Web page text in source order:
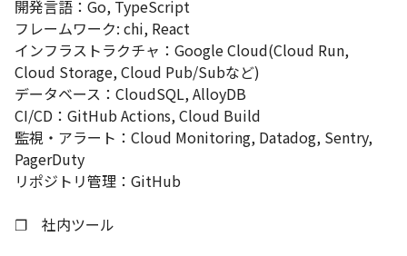
開発言語：Go, TypeScript
フレームワーク: chi, React
インフラストラクチャ：Google Cloud(Cloud Run,
Cloud Storage, Cloud Pub/Subなど)
データベース：CloudSQL, AlloyDB
CI/CD：GitHub Actions, Cloud Build
監視・アラート：Cloud Monitoring, Datadog, Sentry,
PagerDuty
リポジトリ管理：GitHub
❐　社内ツール